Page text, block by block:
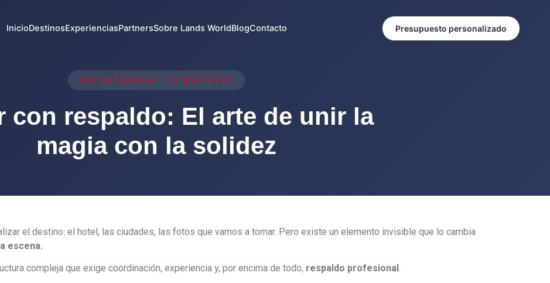
InicioDestinosExperienciasPartnersSobre Lands WorldBlogContacto Presupuesto personalizado
SIN CATEGORíA · 23 MAR 2026
con respaldo: El arte de unir la
magia con la solidez
el destino: el hotel, las ciudades, las fotos que vamos a tomar. Pero existe un elemento invisible que lo cambia
escena.
compleja que exige coordinación, experiencia y, por encima de todo, respaldo profesional .